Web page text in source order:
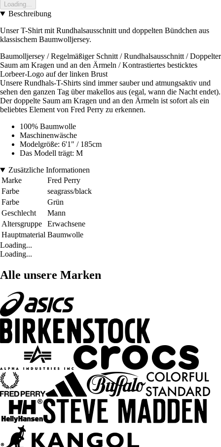
Loading...
Beschreibung
Unser T-Shirt mit Rundhalsausschnitt und doppelten Bündchen aus
klassischem Baumwolljersey.
Baumolljersey / Regelmäßiger Schnitt / Rundhalsausschnitt / Doppelter
Saum am Kragen und an den Ärmeln / Kontrastiertes besticktes
Lorbeer-Logo auf der linken Brust
Unsere Rundhals-T-Shirts sind immer sauber und atmungsaktiv und
sehen den ganzen Tag über makellos aus (egal, wann die Nacht endet).
Der doppelte Saum am Kragen und an den Ärmeln ist sofort als ein
beliebtes Element von Fred Perry zu erkennen.
100% Baumwolle
Maschinenwäsche
Modelgröße: 6'1" / 185cm
Das Modell trägt: M
Zusätzliche Informationen
Marke
Fred Perry
Farbe
seagrass/black
Farbe
Grün
Geschlecht
Mann
Altersgruppe
Erwachsene
Hauptmaterial Baumwolle
Loading...
Loading...
Alle unsere Marken